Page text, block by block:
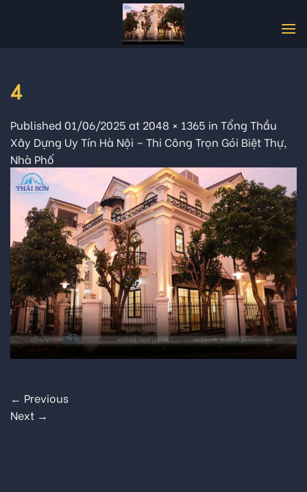
4
Published 01/06/2025 at 2048 × 1365 in Tổng Thầu
Xây Dựng Uy Tín Hà Nội – Thi Công Trọn Gói Biệt Thự,
Nhà Phố
← Previous
Next →